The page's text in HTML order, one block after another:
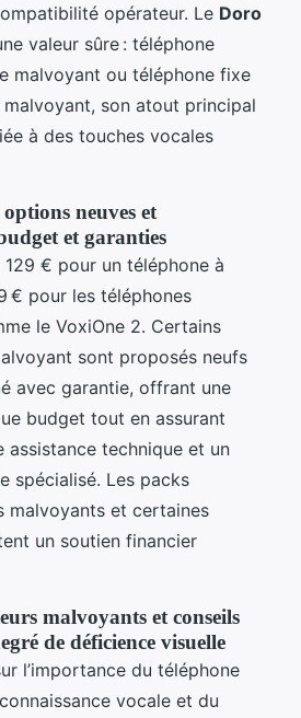
opérateur. Le Doro
valeur sûre : téléphone
malvoyant ou téléphone fixe
son atout principal
à des touches vocales
neuves et
et garanties
€ pour un téléphone à
€ pour les téléphones
le VoxiOne 2. Certains
sont proposés neufs
avec garantie, offrant une
budget tout en assurant
assistance technique et un
spécialisé. Les packs
malvoyants et certaines
un soutien financier
malvoyants et conseils
de déficience visuelle
l’importance du téléphone
vocale et du